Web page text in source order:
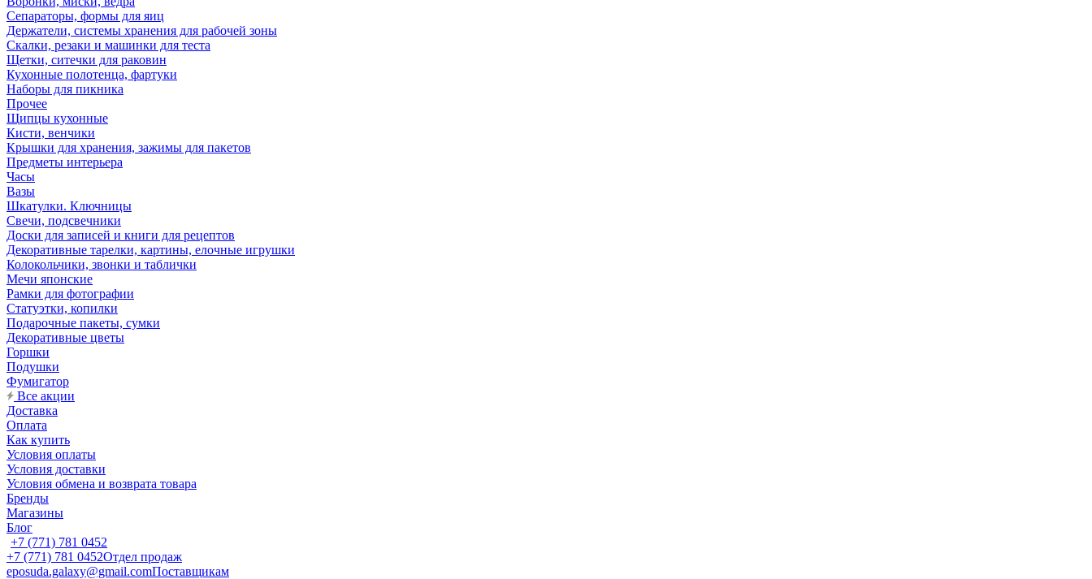
Сепараторы, формы для яиц
Держатели, системы хранения для рабочей зоны
Скалки, резаки и машинки для теста
Щетки, ситечки для раковин
Кухонные полотенца, фартуки
Наборы для пикника
Прочее
Щипцы кухонные
Кисти, венчики
Крышки для хранения, зажимы для пакетов
Предметы интерьера
Часы
Вазы
Шкатулки. Ключницы
Свечи, подсвечники
Доски для записей и книги для рецептов
Декоративные тарелки, картины, елочные игрушки
Колокольчики, звонки и таблички
Мечи японские
Рамки для фотографии
Статуэтки, копилки
Подарочные пакеты, сумки
Декоративные цветы
Горшки
Подушки
Фумигатор
Все акции
Доставка
Оплата
Как купить
Условия оплаты
Условия доставки
Условия обмена и возврата товара
Бренды
Магазины
Блог
+7 (771) 781 0452
+7 (771) 781 0452Отдел продаж
eposuda.galaxy@gmail.comПоставщикам